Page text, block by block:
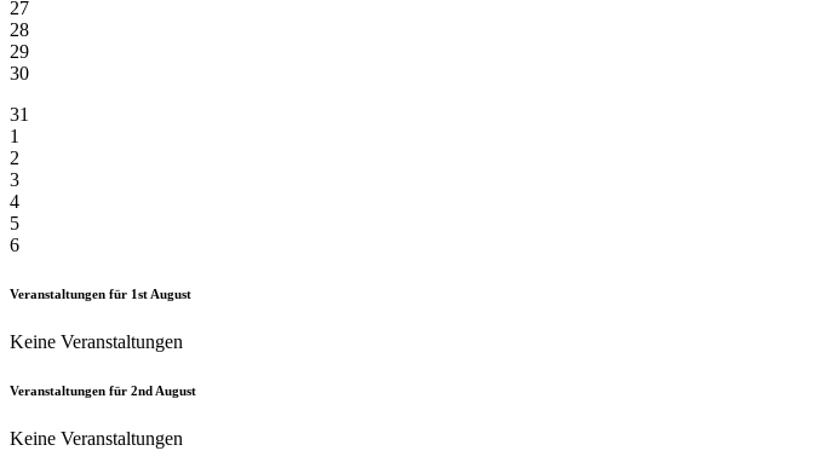
27
28
29
30
31
1
2
3
4
5
6
Veranstaltungen für 1st August
Keine Veranstaltungen
Veranstaltungen für 2nd August
Keine Veranstaltungen